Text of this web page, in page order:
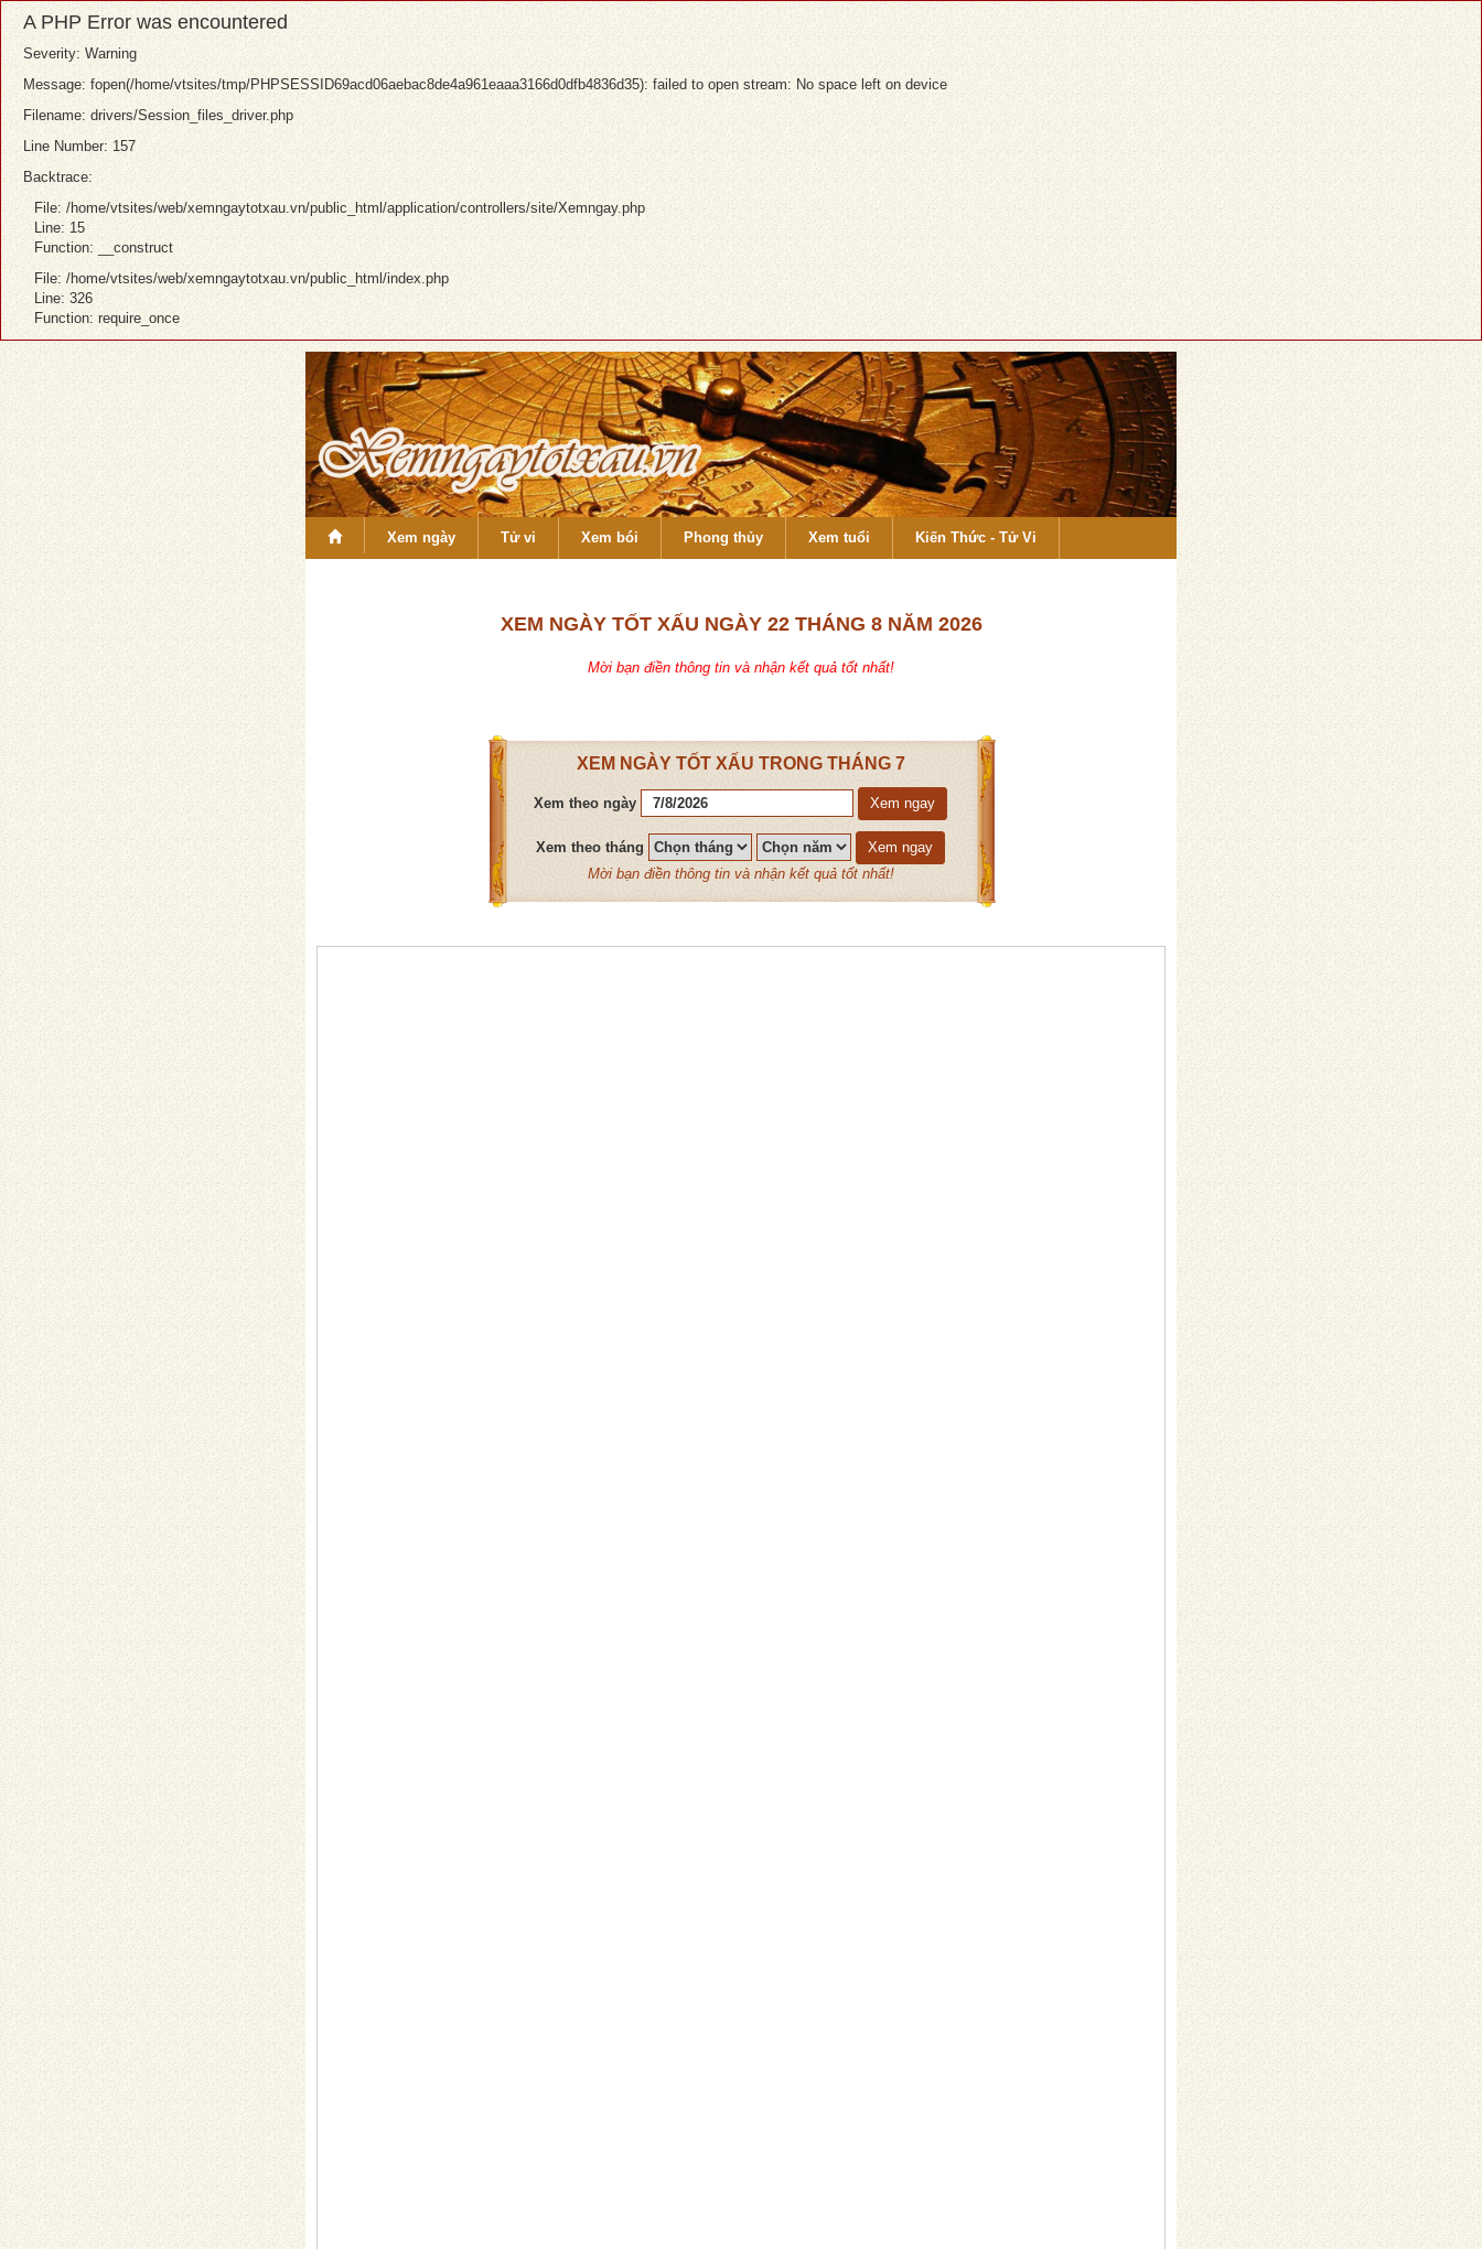
A PHP Error was encountered
Severity: Warning
Message: fopen(/home/vtsites/tmp/PHPSESSID69acd06aebac8de4a961eaaa3166d0dfb4836d35): failed to open stream: No space left on device
Filename: drivers/Session_files_driver.php
Line Number: 157
Backtrace:
File: /home/vtsites/web/xemngaytotxau.vn/public_html/application/controllers/site/Xemngay.php
Line: 15
Function: __construct
File: /home/vtsites/web/xemngaytotxau.vn/public_html/index.php
Line: 326
Function: require_once
Xem ngày Tử vi Xem bói Phong thủy Xem tuổi Kiến Thức - Tử Vi
XEM NGÀY TỐT XẤU NGÀY 22 THÁNG 8 NĂM 2026
Mời bạn điền thông tin và nhận kết quả tốt nhất!
XEM NGÀY TỐT XẤU TRONG THÁNG 7
Xem theo ngày Xem ngay
Xem theo tháng
Xem ngay
Mời bạn điền thông tin và nhận kết quả tốt nhất!